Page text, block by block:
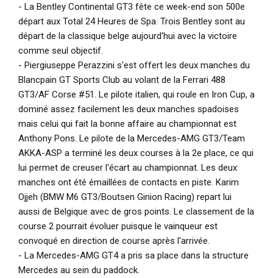
- La Bentley Continental GT3 fête ce week-end son 500e
départ aux Total 24 Heures de Spa. Trois Bentley sont au
départ de la classique belge aujourd'hui avec la victoire
comme seul objectif.
- Piergiuseppe Perazzini s'est offert les deux manches du
Blancpain GT Sports Club au volant de la Ferrari 488
GT3/AF Corse #51. Le pilote italien, qui roule en Iron Cup, a
dominé assez facilement les deux manches spadoises
mais celui qui fait la bonne affaire au championnat est
Anthony Pons. Le pilote de la Mercedes-AMG GT3/Team
AKKA-ASP a terminé les deux courses à la 2e place, ce qui
lui permet de creuser l'écart au championnat. Les deux
manches ont été émaillées de contacts en piste. Karim
Ojjeh (BMW M6 GT3/Boutsen Ginion Racing) repart lui
aussi de Belgique avec de gros points. Le classement de la
course 2 pourrait évoluer puisque le vainqueur est
convoqué en direction de course après l'arrivée.
- La Mercedes-AMG GT4 a pris sa place dans la structure
Mercedes au sein du paddock.